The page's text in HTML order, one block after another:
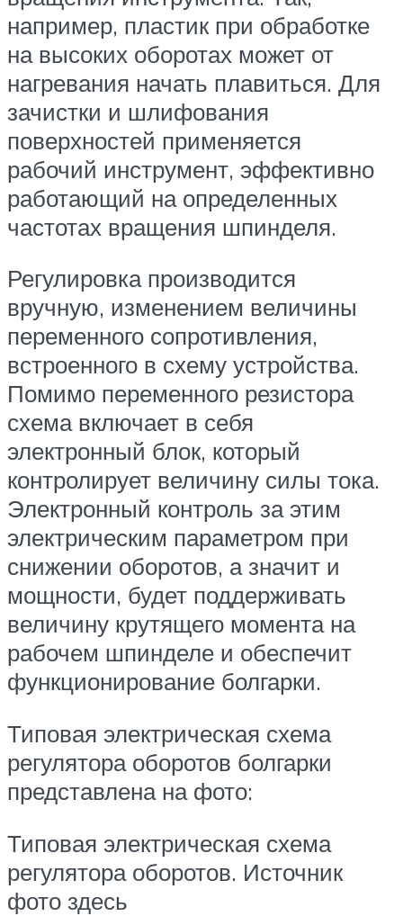
например, пластик при обработке
на высоких оборотах может от
нагревания начать плавиться. Для
зачистки и шлифования
поверхностей применяется
рабочий инструмент, эффективно
работающий на определенных
частотах вращения шпинделя.
Регулировка производится
вручную, изменением величины
переменного сопротивления,
встроенного в схему устройства.
Помимо переменного резистора
схема включает в себя
электронный блок, который
контролирует величину силы тока.
Электронный контроль за этим
электрическим параметром при
снижении оборотов, а значит и
мощности, будет поддерживать
величину крутящего момента на
рабочем шпинделе и обеспечит
функционирование болгарки.
Типовая электрическая схема
регулятора оборотов болгарки
представлена на фото:
Типовая электрическая схема
регулятора оборотов. Источник
фото здесь